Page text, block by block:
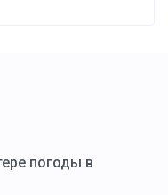
погоды в